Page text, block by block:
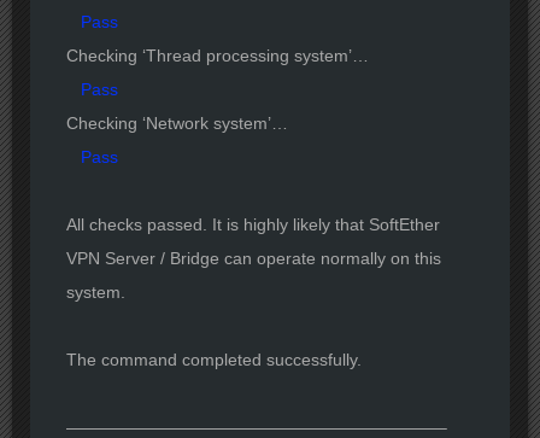
Pass
Checking ‘Thread processing system’…
Pass
Checking ‘Network system’…
Pass
All checks passed. It is highly likely that SoftEther
VPN Server / Bridge can operate normally on this
system.
The command completed successfully.
——————————————————————–